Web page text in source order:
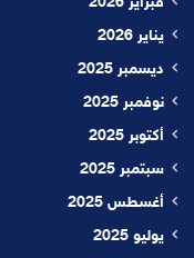
فبراير 2026
يناير 2026
ديسمبر 2025
نوفمبر 2025
أكتوبر 2025
سبتمبر 2025
أغسطس 2025
يوليو 2025